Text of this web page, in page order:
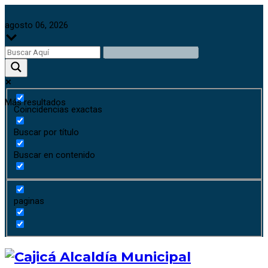
agosto 06, 2026
Más resultados
Coincidencias exactas
Buscar por título
Buscar en contenido
paginas